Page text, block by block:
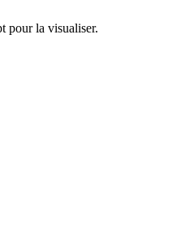
pour la visualiser.